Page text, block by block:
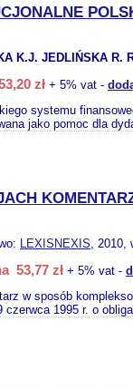
K.J. JEDLIŃSKA R.
zł + 5% vat -
systemu
jako pomoc dla
LEXISNEXIS, 2010,
53,77 zł + 5% vat -
w sposób
czerwca 1995 r. o